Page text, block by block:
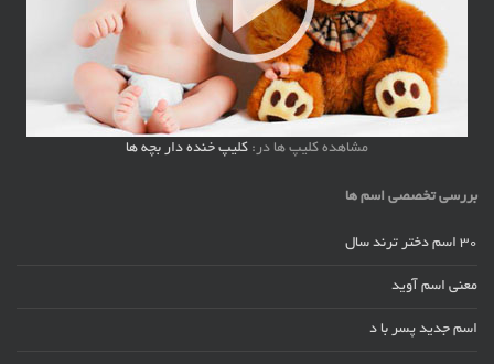
مشاهده کلیپ ها در: کلیپ خنده دار بچه ها
بررسی تخصصی اسم ها
30 اسم دختر ترند سال
معنی اسم آوید
اسم جدید پسر با د